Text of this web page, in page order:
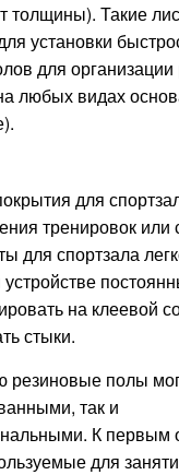
толщины). Такие
установки
для
любых видах
тренировок или
для спортзала
на клеевой
стыки.
резиновые полы
так и
К первым
для